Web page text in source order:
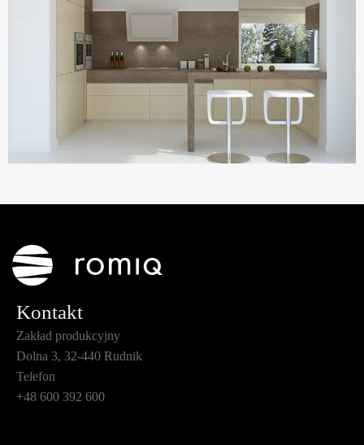
Kontakt
Zakład produkcyjny
Dolna 3, 32-440 Rudnik
Telefon
+48 600 392 600